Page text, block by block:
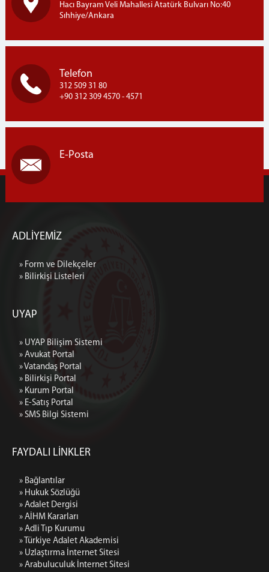
Hacı Bayram Veli Mahallesi Atatürk Bulvarı No:40
Sıhhiye/Ankara
Telefon
312 509 31 80
+90 312 309 4570 - 4571
E-Posta
ADLİYEMİZ
» Form ve Dilekçeler
» Bilirkişi Listeleri
UYAP
» UYAP Bilişim Sistemi
» Avukat Portal
» Vatandaş Portal
» Bilirkişi Portal
» Kurum Portal
» E-Satış Portal
» SMS Bilgi Sistemi
FAYDALI LİNKLER
» Bağlantılar
» Hukuk Sözlüğü
» Adalet Dergisi
» AİHM Kararları
» Adli Tıp Kurumu
» Türkiye Adalet Akademisi
» Uzlaştırma İnternet Sitesi
» Arabuluculuk İnternet Sitesi